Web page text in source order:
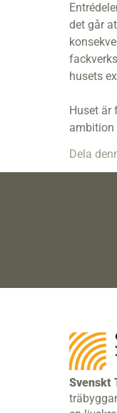
det går
husets
Huset är
ambition
Dela
Svenskt